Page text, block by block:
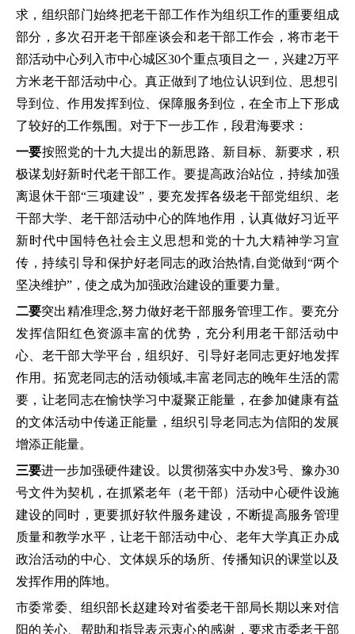
求，组织部门始终把老干部工作作为组织工作的重要组成
部分，多次召开老干部座谈会和老干部工作会，将市老干
部活动中心列入市中心城区30个重点项目之一，兴建2万平
方米老干部活动中心。真正做到了地位认识到位、思想引
导到位、作用发挥到位、保障服务到位，在全市上下形成
了较好的工作氛围。对于下一步工作，段君海要求：
一要按照党的十九大提出的新思路、新目标、新要求，积
极谋划好新时代老干部工作。要提高政治站位，持续加强
离退休干部“三项建设”，要充发挥各级老干部党组织、老
干部大学、老干部活动中心的阵地作用，认真做好习近平
新时代中国特色社会主义思想和党的十九大精神学习宣
传，持续引导和保护好老同志的政治热情,自觉做到“两个
坚决维护”，使之成为加强政治建设的重要力量。
二要突出精准理念,努力做好老干部服务管理工作。要充分
发挥信阳红色资源丰富的优势，充分利用老干部活动中
心、老干部大学平台，组织好、引导好老同志更好地发挥
作用。拓宽老同志的活动领域,丰富老同志的晚年生活的需
要，让老同志在愉快学习中凝聚正能量，在参加健康有益
的文体活动中传递正能量，组织引导老同志为信阳的发展
增添正能量。
三要进一步加强硬件建设。以贯彻落实中办发3号、豫办30
号文件为契机，在抓紧老年（老干部）活动中心硬件设施
建设的同时，更要抓好软件服务建设，不断提高服务管理
质量和教学水平，让老干部活动中心、老年大学真正办成
政治活动的中心、文体娱乐的场所、传播知识的课堂以及
发挥作用的阵地。
市委常委、组织部长赵建玲对省委老干部局长期以来对信
阳的关心、帮助和指导表示衷心的感谢，要求市委老干部